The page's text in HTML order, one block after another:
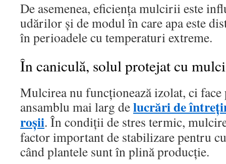
De asemenea, eficiența mulcirii este
udărilor și de modul în care apa este
în perioadele cu temperaturi extreme.
În caniculă, solul protejat cu
Mulcirea nu funcționează izolat, ci
ansamblu mai larg delucrări de
roșii. În condiții de stres termic,
factor important de stabilizare pentru
când plantele sunt în plină producție.